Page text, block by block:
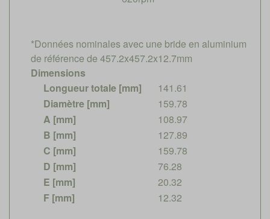
*Données nominales avec une bride en aluminium
de référence de 457.2x457.2x12.7mm
Dimensions
Longueur totale [mm]
141.61
Diamètre [mm]
159.78
A [mm]
108.97
B [mm]
127.89
C [mm]
159.78
D [mm]
76.28
E [mm]
20.32
F [mm]
12.32